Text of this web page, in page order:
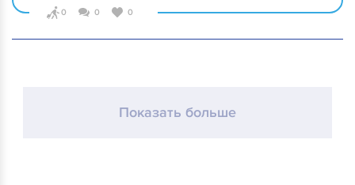
0 0 0
Показать больше